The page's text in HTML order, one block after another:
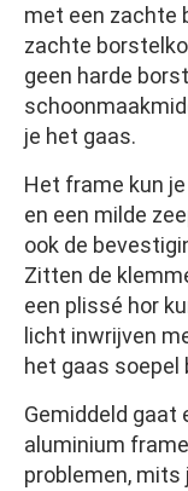
met een zachte
zachte
geen harde
je het gaas.
Het frame kun
en een milde
ook de
Zitten de
een plissé hor
licht inwrijven
het gaas soepel
Gemiddeld gaat
aluminium
problemen, mits